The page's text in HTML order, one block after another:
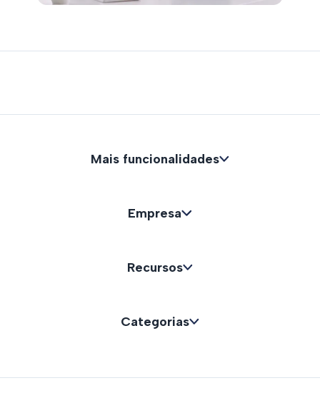
Mais funcionalidades
Empresa
Recursos
Categorias